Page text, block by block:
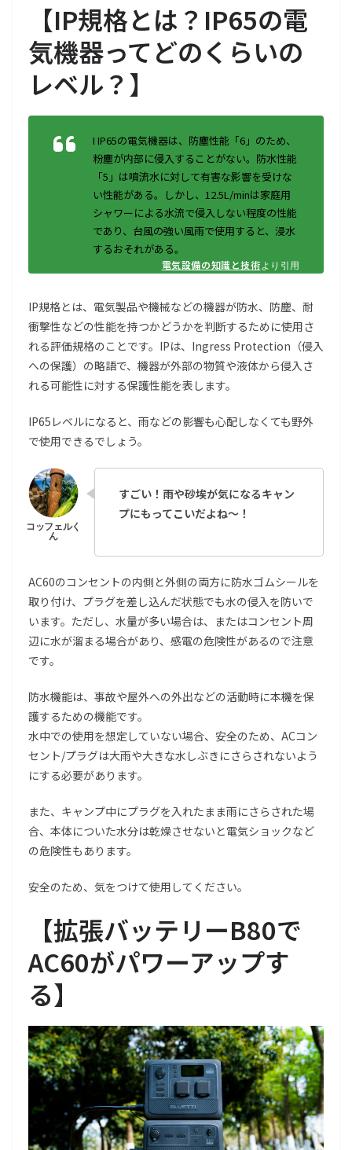
【IP規格とは？IP65の電
気機器ってどのくらいの
レベル？】
I IP65の電気機器は、防塵性能「6」のため、
粉塵が内部に侵入することがない。防水性能
「5」は噴流水に対して有害な影響を受けな
い性能がある。しかし、12.5L/minは家庭用
シャワーによる水流で侵入しない程度の性能
であり、台風の強い風雨で使用すると、浸水
するおそれがある。
電気設備の知識と技術より引用
IP規格とは、電気製品や機械などの機器が防水、防塵、耐
衝撃性などの性能を持つかどうかを判断するために使用さ
れる評価規格のことです。IPは、Ingress Protection（侵入
への保護）の略語で、機器が外部の物質や液体から侵入さ
れる可能性に対する保護性能を表します。
IP65レベルになると、雨などの影響も心配しなくても野外
で使用できるでしょう。
すごい！雨や砂埃が気になるキャン
プにもってこいだよね〜！
AC60のコンセントの内側と外側の両方に防水ゴムシールを
取り付け、プラグを差し込んだ状態でも水の侵入を防いで
います。ただし、水量が多い場合は、またはコンセント周
辺に水が溜まる場合があり、感電の危険性があるので注意
です。
防水機能は、事故や屋外への外出などの活動時に本機を保
護するための機能です。
水中での使用を想定していない場合、安全のため、ACコン
セント/プラグは大雨や大きな水しぶきにさらされないよう
にする必要があります。
また、キャンプ中にプラグを入れたまま雨にさらされた場
合、本体についた水分は乾燥させないと電気ショックなど
の危険性もあります。
安全のため、気をつけて使用してください。
【拡張バッテリーB80で
AC60がパワーアップす
る】